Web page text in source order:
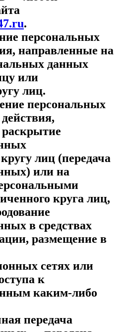
.
персональных
направленные на
данных
или
лиц.
персональных
лиц (передача
или на
круга лиц,
в средствах
размещение в
сетях или
к
каким-либо
передача